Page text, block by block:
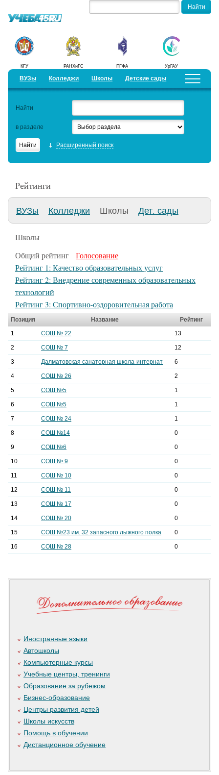
КГУ РАНХиГС ПГФА УрГАУ
ВУЗы Колледжи Школы Детские сады
Добавить уч. заведение
Образовательный кредит
Найти
в разделе
Расширенный поиск
Рейтинги
ВУЗы Колледжи Школы Дет. сады
Школы
Общий рейтинг
Голосование
Рейтинг 1: Качество образовательных услуг
Рейтинг 2: Внедрение современных образовательных
технологий
Рейтинг 3: Спортивно-оздоровительная работа
Позиция Название
Рейтинг
1
СОШ № 22 13
2 СОШ № 7 12
3 Далматовская санаторная школа-интернат 6
4 СОШ № 26 2
5 СОШ №5 1
6 СОШ №5 1
7 СОШ № 24 1
8 СОШ №14 0
9 СОШ №6 0
10 СОШ № 9 0
11 СОШ № 10 0
12 СОШ № 11 0
13 СОШ № 17 0
14 СОШ № 20 0
15 СОШ №23 им. 32 запасного лыжного полка 0
16 СОШ № 28 0
Иностранные языки
Автошколы
Компьютерные курсы
Учебные центры, тренинги
Образование за рубежом
Бизнес-образование
Центры развития детей
Школы искусств
Помощь в обучении
Дистанционное обучение